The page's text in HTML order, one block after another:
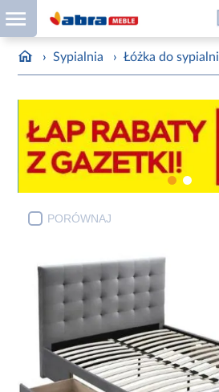
› Sypialnia › Łóżka do sypialni
PORÓWNAJ